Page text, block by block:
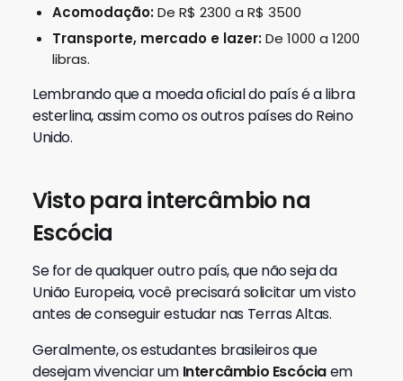
Acomodação:De R$ 2300 a R$ 3500
Transporte, mercado e lazer:De 1000 a 1200
libras.
Lembrando que a moeda oficial do país é a libra
esterlina, assim como os outros países do Reino
Unido.
Visto para intercâmbio na
Escócia
Se for de qualquer outro país, que não seja da
União Europeia, você precisará solicitar um visto
antes de conseguir estudar nas Terras Altas.
Geralmente, os estudantes brasileiros que
desejam vivenciar um Intercâmbio Escóciaem